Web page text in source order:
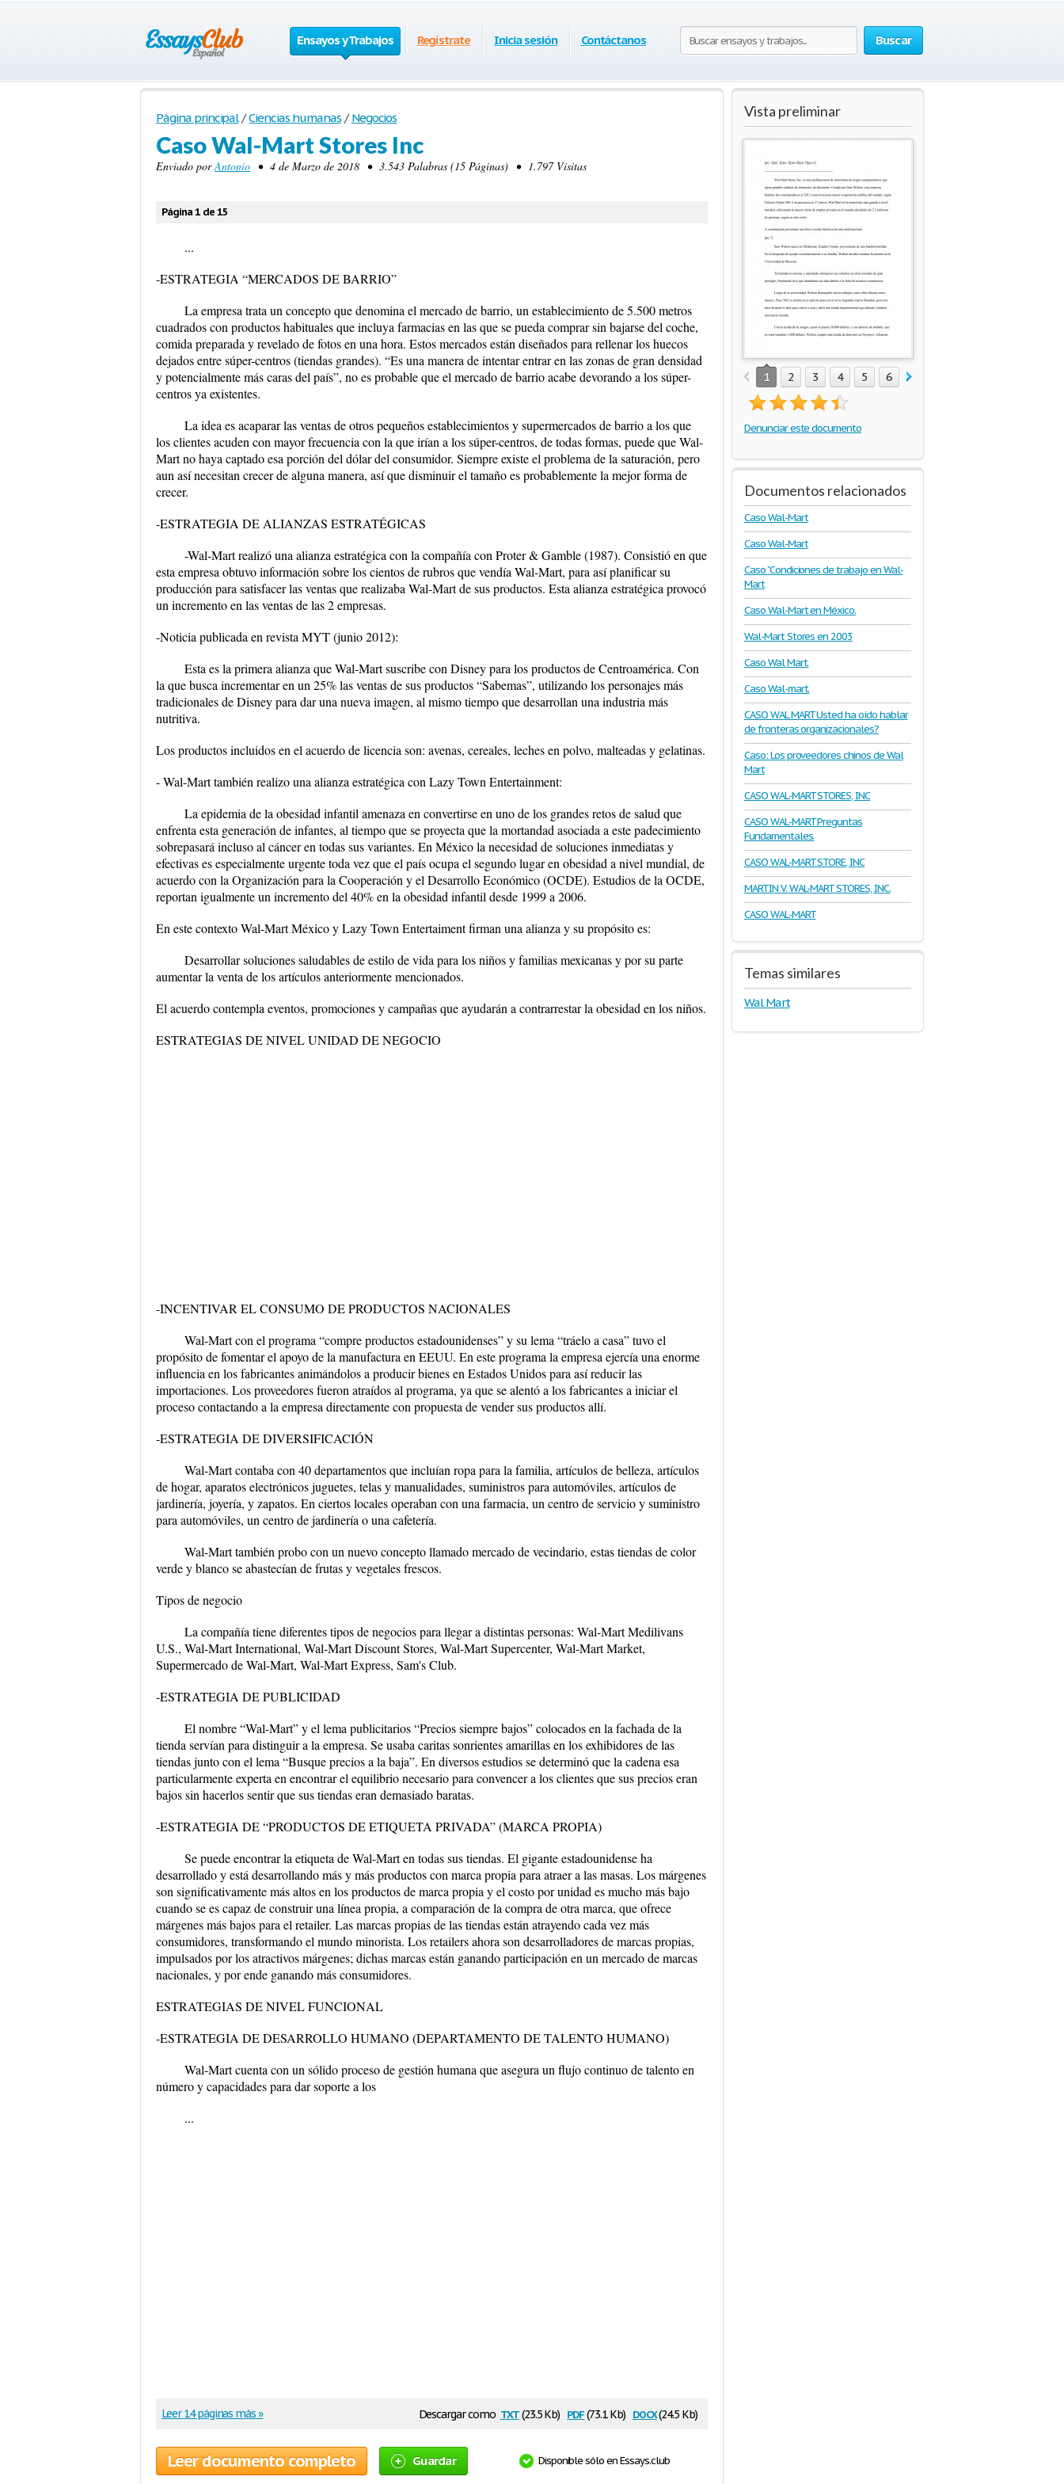
Buscar
Ensayos y Trabajos Regístrate Inicia sesión Contáctanos
Página principal / Ciencias humanas / Negocios
Caso Wal-Mart Stores Inc
Enviado porAntonio • 4 de Marzo de 2018 • 3.543 Palabras (15 Páginas) • 1.797 Visitas
Página 1 de 15
...
-ESTRATEGIA “MERCADOS DE BARRIO”
La empresa trata un concepto que denomina el mercado de barrio, un establecimiento de 5.500 metros
cuadrados con productos habituales que incluya farmacias en las que se pueda comprar sin bajarse del coche,
comida preparada y revelado de fotos en una hora. Estos mercados están diseñados para rellenar los huecos
dejados entre súper-centros (tiendas grandes). “Es una manera de intentar entrar en las zonas de gran densidad
y potencialmente más caras del país”, no es probable que el mercado de barrio acabe devorando a los súper-
centros ya existentes.
La idea es acaparar las ventas de otros pequeños establecimientos y supermercados de barrio a los que
los clientes acuden con mayor frecuencia con la que irían a los súper-centros, de todas formas, puede que Wal-
Mart no haya captado esa porción del dólar del consumidor. Siempre existe el problema de la saturación, pero
aun así necesitan crecer de alguna manera, así que disminuir el tamaño es probablemente la mejor forma de
crecer.
-ESTRATEGIA DE ALIANZAS ESTRATÉGICAS
-Wal-Mart realizó una alianza estratégica con la compañía con Proter & Gamble (1987). Consistió en que
esta empresa obtuvo información sobre los cientos de rubros que vendía Wal-Mart, para así planificar su
producción para satisfacer las ventas que realizaba Wal-Mart de sus productos. Esta alianza estratégica provocó
un incremento en las ventas de las 2 empresas.
-Noticia publicada en revista MYT (junio 2012):
Esta es la primera alianza que Wal-Mart suscribe con Disney para los productos de Centroamérica. Con
la que busca incrementar en un 25% las ventas de sus productos “Sabemas”, utilizando los personajes más
tradicionales de Disney para dar una nueva imagen, al mismo tiempo que desarrollan una industria más
nutritiva.
Los productos incluidos en el acuerdo de licencia son: avenas, cereales, leches en polvo, malteadas y gelatinas.
- Wal-Mart también realizo una alianza estratégica con Lazy Town Entertainment:
La epidemia de la obesidad infantil amenaza en convertirse en uno de los grandes retos de salud que
enfrenta esta generación de infantes, al tiempo que se proyecta que la mortandad asociada a este padecimiento
sobrepasará incluso al cáncer en todas sus variantes. En México la necesidad de soluciones inmediatas y
efectivas es especialmente urgente toda vez que el país ocupa el segundo lugar en obesidad a nivel mundial, de
acuerdo con la Organización para la Cooperación y el Desarrollo Económico (OCDE). Estudios de la OCDE,
reportan igualmente un incremento del 40% en la obesidad infantil desde 1999 a 2006.
En este contexto Wal-Mart México y Lazy Town Entertaiment firman una alianza y su propósito es:
Desarrollar soluciones saludables de estilo de vida para los niños y familias mexicanas y por su parte
aumentar la venta de los artículos anteriormente mencionados.
El acuerdo contempla eventos, promociones y campañas que ayudarán a contrarrestar la obesidad en los niños.
ESTRATEGIAS DE NIVEL UNIDAD DE NEGOCIO
-INCENTIVAR EL CONSUMO DE PRODUCTOS NACIONALES
Wal-Mart con el programa “compre productos estadounidenses” y su lema “tráelo a casa” tuvo el
propósito de fomentar el apoyo de la manufactura en EEUU. En este programa la empresa ejercía una enorme
influencia en los fabricantes animándolos a producir bienes en Estados Unidos para así reducir las
importaciones. Los proveedores fueron atraídos al programa, ya que se alentó a los fabricantes a iniciar el
proceso contactando a la empresa directamente con propuesta de vender sus productos allí.
-ESTRATEGIA DE DIVERSIFICACIÓN
Wal-Mart contaba con 40 departamentos que incluían ropa para la familia, artículos de belleza, artículos
de hogar, aparatos electrónicos juguetes, telas y manualidades, suministros para automóviles, artículos de
jardinería, joyería, y zapatos. En ciertos locales operaban con una farmacia, un centro de servicio y suministro
para automóviles, un centro de jardinería o una cafetería.
Wal-Mart también probo con un nuevo concepto llamado mercado de vecindario, estas tiendas de color
verde y blanco se abastecían de frutas y vegetales frescos.
Tipos de negocio
La compañía tiene diferentes tipos de negocios para llegar a distintas personas: Wal-Mart Medilivans
U.S., Wal-Mart International, Wal-Mart Discount Stores, Wal-Mart Supercenter, Wal-Mart Market,
Supermercado de Wal-Mart, Wal-Mart Express, Sam's Club.
-ESTRATEGIA DE PUBLICIDAD
El nombre “Wal-Mart” y el lema publicitarios “Precios siempre bajos” colocados en la fachada de la
tienda servían para distinguir a la empresa. Se usaba caritas sonrientes amarillas en los exhibidores de las
tiendas junto con el lema “Busque precios a la baja”. En diversos estudios se determinó que la cadena esa
particularmente experta en encontrar el equilibrio necesario para convencer a los clientes que sus precios eran
bajos sin hacerlos sentir que sus tiendas eran demasiado baratas.
-ESTRATEGIA DE “PRODUCTOS DE ETIQUETA PRIVADA” (MARCA PROPIA)
Se puede encontrar la etiqueta de Wal-Mart en todas sus tiendas. El gigante estadounidense ha
desarrollado y está desarrollando más y más productos con marca propia para atraer a las masas. Los márgenes
son significativamente más altos en los productos de marca propia y el costo por unidad es mucho más bajo
cuando se es capaz de construir una línea propia, a comparación de la compra de otra marca, que ofrece
márgenes más bajos para el retailer. Las marcas propias de las tiendas están atrayendo cada vez más
consumidores, transformando el mundo minorista. Los retailers ahora son desarrolladores de marcas propias,
impulsados por los atractivos márgenes; dichas marcas están ganando participación en un mercado de marcas
nacionales, y por ende ganando más consumidores.
ESTRATEGIAS DE NIVEL FUNCIONAL
-ESTRATEGIA DE DESARROLLO HUMANO (DEPARTAMENTO DE TALENTO HUMANO)
Wal-Mart cuenta con un sólido proceso de gestión humana que asegura un flujo continuo de talento en
número y capacidades para dar soporte a los
...
Descargar como txt(23.5 Kb) pdf(73.1 Kb) docx(24.5 Kb)
Leer 14 páginas más »
Leer documento completo Guardar Disponible sólo en Essays.club
Vista preliminar
1 2 3 4 5 6 7
Denunciar este documento
Documentos relacionados
Caso Wal-Mart
Caso Wal-Mart
Caso “Condiciones de trabajo en Wal-
Mart
Caso Wal-Mart en México.
Wal-Mart Stores en 2003
Caso Wal Mart.
Caso Wal-mart.
CASO WAL MART Usted ha oído hablar
de fronteras organizacionales?
Caso: Los proveedores chinos de Wal
Mart
CASO WAL-MART STORES, INC
CASO WAL-MART Preguntas
Fundamentales.
CASO WAL-MART STORE, INC
MARTIN V. WAL-MART STORES, INC.
CASO WAL-MART
Temas similares
Wal Mart